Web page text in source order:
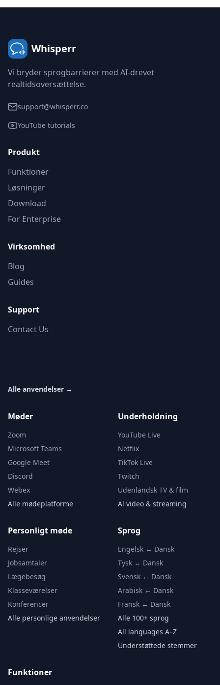
Whisperr
Vi bryder sprogbarrierer med AI-drevet
realtidsoversættelse.
support@whisperr.co
YouTube tutorials
Produkt
Funktioner
Løsninger
Download
For Enterprise
Virksomhed
Blog
Guides
Support
Contact Us
Alle anvendelser →
Møder
Zoom
Microsoft Teams
Google Meet
Discord
Webex
Alle mødeplatforme
Underholdning
YouTube Live
Netflix
TikTok Live
Twitch
Udenlandsk TV & film
Al video & streaming
Personligt møde
Rejser
Jobsamtaler
Lægebesøg
Klasseværelser
Konferencer
Alle personlige anvendelser
Sprog
Engelsk ↔ Dansk
Tysk ↔ Dansk
Svensk ↔ Dansk
Arabisk ↔ Dansk
Fransk ↔ Dansk
Alle 100+ sprog
All languages A–Z
Understøttede stemmer
Funktioner